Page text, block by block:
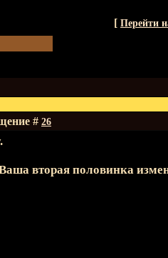
[ Перейти
# 26
вторая половинка